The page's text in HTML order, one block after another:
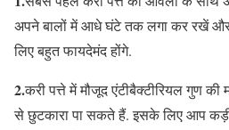
अपने बालों में आधे घंटे तक लगा कर रखें
लिए बहुत फायदेमंद होंगे.
2.करी पत्ते में मौजूद एंटीबैक्टीरियल गुण
से छुटकारा पा सकते हैं. इसके लिए आप